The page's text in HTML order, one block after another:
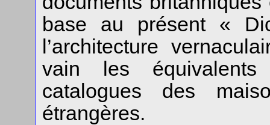
base au présent «
l’architecture
vain les
catalogues des
étrangères.